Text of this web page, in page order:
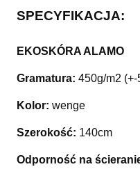
SPECYFIKACJA:
EKOSKÓRA ALAMO
Gramatura: 450g/m2 (+-
Kolor: wenge
Szerokość: 140cm
Odporność na